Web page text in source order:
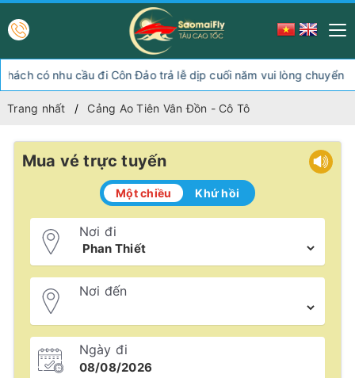
có nhu cầu đi Côn Đảo trả lễ dịp cuối năm vui lòng chuyển
Trang nhất Cảng Ao Tiên Vân Đồn - Cô Tô
Mua vé trực tuyến
Một chiều Khứ hồi
Nơi đi
Nơi đến
Ngày đi